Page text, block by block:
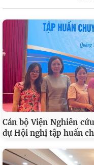
Cán bộ Viện Nghiên
dự Hội nghị tập huấn